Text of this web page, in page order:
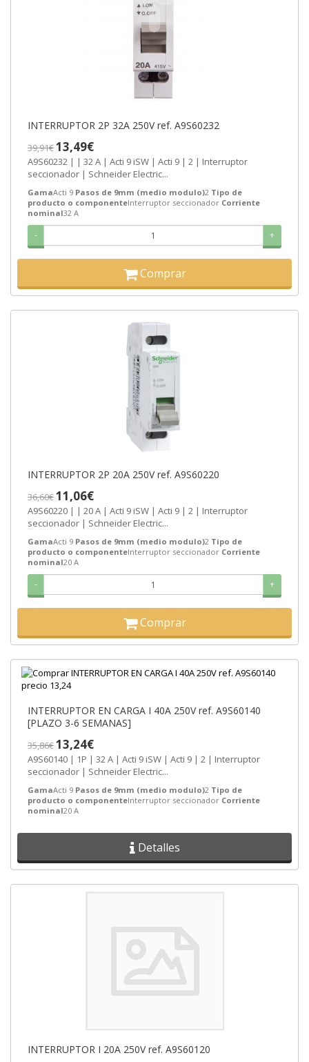
INTERRUPTOR 2P 32A 250V ref. A9S60232
39,91€13,49€
A9S60232 | | 32 A | Acti 9 iSW | Acti 9 | 2 | Interruptor
seccionador | Schneider Electric...
GamaActi 9 Pasos de 9mm (medio modulo)2 Tipo de
producto o componenteInterruptor seccionador Corriente
nominal32 A
- +
Comprar
INTERRUPTOR 2P 20A 250V ref. A9S60220
36,60€11,06€
A9S60220 | | 20 A | Acti 9 iSW | Acti 9 | 2 | Interruptor
seccionador | Schneider Electric...
GamaActi 9 Pasos de 9mm (medio modulo)2 Tipo de
producto o componenteInterruptor seccionador Corriente
nominal20 A
- +
Comprar
INTERRUPTOR EN CARGA I 40A 250V ref. A9S60140
[PLAZO 3-6 SEMANAS]
35,86€13,24€
A9S60140 | 1P | 32 A | Acti 9 iSW | Acti 9 | 2 | Interruptor
seccionador | Schneider Electric...
GamaActi 9 Pasos de 9mm (medio modulo)2 Tipo de
producto o componenteInterruptor seccionador Corriente
nominal20 A
Detalles
INTERRUPTOR I 20A 250V ref. A9S60120